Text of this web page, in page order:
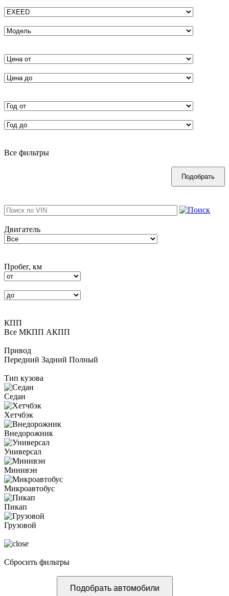
Все фильтры
Двигатель
Пробег, км
КПП
Все MКПП АКПП
Привод
Передний Задний Полный
Тип кузова
Седан
Хетчбэк
Внедорожник
Универсал
Минивэн
Микроавтобус
Пикап
Грузовой
Сбросить фильтры